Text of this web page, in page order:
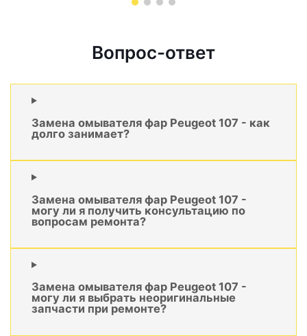
Вопрос-ответ
Замена омывателя фар Peugeot 107 - как
долго занимает?
Замена омывателя фар Peugeot 107 -
могу ли я получить консультацию по
вопросам ремонта?
Замена омывателя фар Peugeot 107 -
могу ли я выбрать неоригинальные
запчасти при ремонте?